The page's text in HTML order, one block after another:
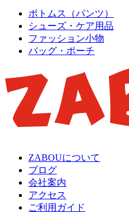
ボトムス（パンツ）
シューズ・ケア用品
ファッション小物
バッグ・ポーチ
ZABOUについて
ブログ
会社案内
アクセス
ご利用ガイド